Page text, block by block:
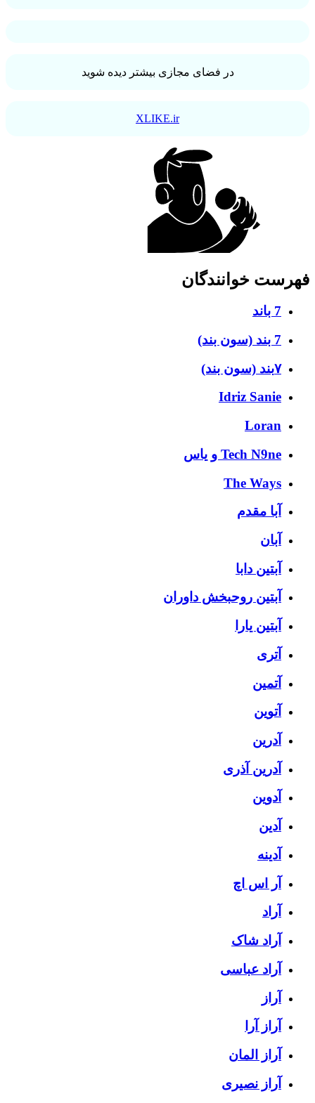
در فضای مجازی بیشتر دیده شوید
XLIKE.ir
فهرست خوانندگان
7 باند
7 بند (سون بند)
۷بند (سون بند)
Idriz Sanie
Loran
Tech N9ne و یاس
The Ways
آبا مقدم
آبان
آبتین دابا
آبتین روحبخش داوران
آبتین یارا
آتری
آتمین
آتوین
آدرین
آدرین آذری
آدوین
آدین
آدینه
آر اس اچ
آراد
آراد شاک
آراد عباسی
آراز
آراز آرا
آراز المان
آراز نصیری